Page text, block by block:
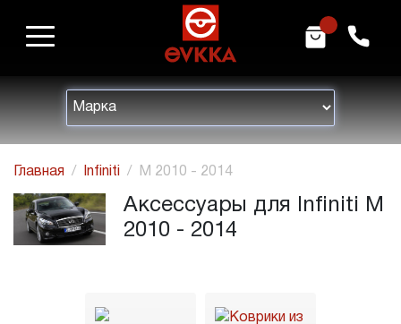
h m
Главная Infiniti M 2010 - 2014
Аксессуары для Infiniti M
2010 - 2014